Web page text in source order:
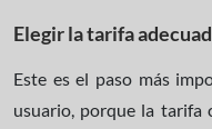
Elegir la tarifa
Este es el paso más
usuario, porque la tarifa